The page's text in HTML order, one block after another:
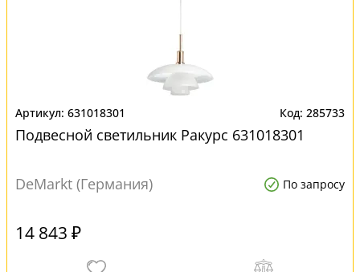
631018301 285733
Подвесной светильник Ракурс 631018301
DeMarkt (Германия) По запросу
14 843 ₽